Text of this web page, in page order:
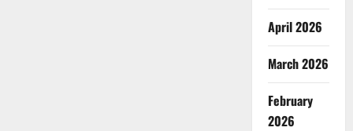
April 2026
March 2026
February
2026